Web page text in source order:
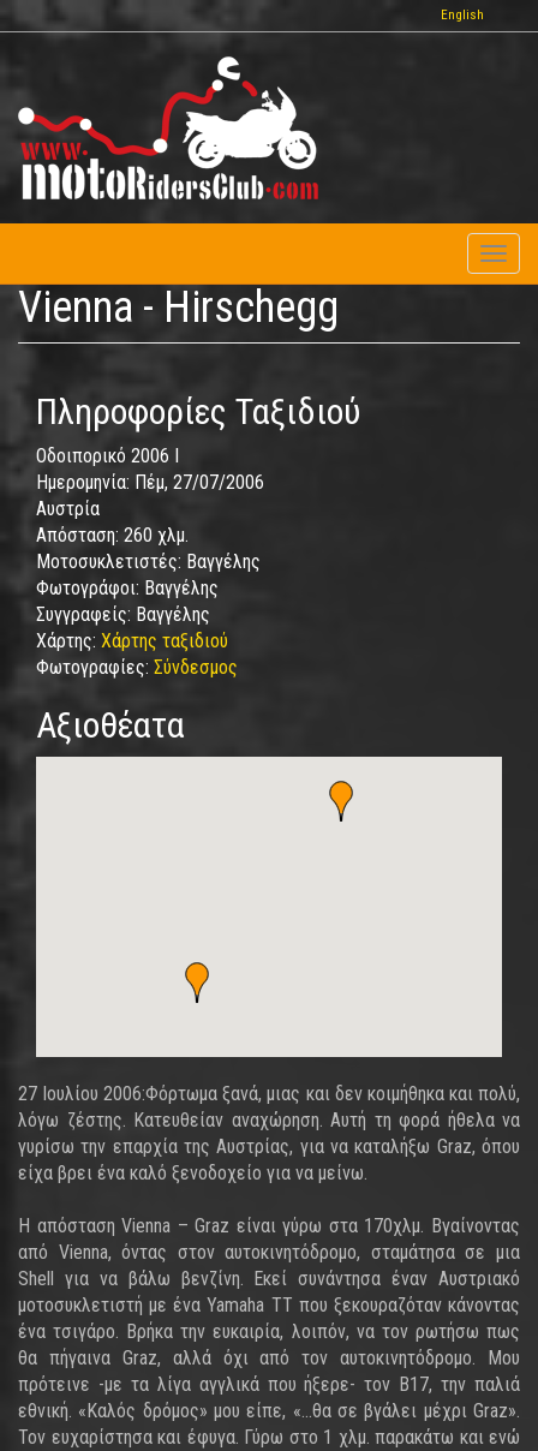
Παράκαμψη
προς
κυρίως
περιεχόμενο
English
Vienna - Hirschegg
Πληροφορίες Ταξιδιού
Οδοιπορικό 2006 I
Ημερομηνία: Πέμ, 27/07/2006
Αυστρία
Απόσταση: 260 χλμ.
Μοτοσυκλετιστές: Βαγγέλης
Φωτογράφοι: Βαγγέλης
Συγγραφείς: Βαγγέλης
Χάρτης: Χάρτης ταξιδιού
Φωτογραφίες: Σύνδεσμος
Αξιοθέατα
27 Ιουλίου 2006:Φόρτωμα ξανά, μιας και δεν κοιμήθηκα και πολύ,
λόγω ζέστης. Κατευθείαν αναχώρηση. Αυτή τη φορά ήθελα να
γυρίσω την επαρχία της Αυστρίας, για να καταλήξω Graz, όπου
είχα βρει ένα καλό ξενοδοχείο για να μείνω.
Η απόσταση Vienna – Graz είναι γύρω στα 170χλμ. Βγαίνοντας
από Vienna, όντας στον αυτοκινητόδρομο, σταμάτησα σε μια
Shell για να βάλω βενζίνη. Εκεί συνάντησα έναν Αυστριακό
μοτοσυκλετιστή με ένα Yamaha TT που ξεκουραζόταν κάνοντας
ένα τσιγάρο. Βρήκα την ευκαιρία, λοιπόν, να τον ρωτήσω πως
θα πήγαινα Graz, αλλά όχι από τον αυτοκινητόδρομο. Μου
πρότεινε -με τα λίγα αγγλικά που ήξερε- τον B17, την παλιά
εθνική. «Καλός δρόμος» μου είπε, «...θα σε βγάλει μέχρι Graz».
Τον ευχαρίστησα και έφυγα. Γύρω στο 1 χλμ. παρακάτω και ενώ